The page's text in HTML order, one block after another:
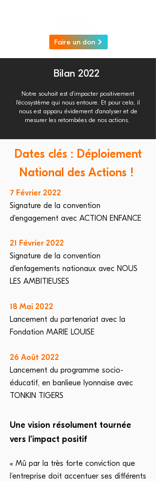
Faire un don
Bilan 2022
Notre souhait est d'impacter positivement
l'écosystème qui nous entoure. Et pour cela, il
nous est apparu évidement d'analyser et de
mesurer les retombées de nos actions.
Dates clés : Déploiement
National des Actions !
7 Février 2022
Signature de la convention
d'engagement avec ACTION ENFANCE
21 Février 2022
Signature de la convention
d'enfagements nationaux avec NOUS
LES AMBITIEUSES
18 Mai 2022
Lancement du partenariat avec la
Fondation MARIE LOUISE
26 Août 2022
Lancement du programme socio-
éducatif, en banlieue lyonnaise avec
TONKIN TIGERS
Une vision résolument tournée
vers l’impact positif
« Mû par la très forte conviction que
l’entreprise doit accentuer ses différents